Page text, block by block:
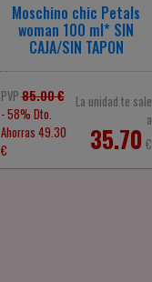
Moschino chic Petals
woman 100 ml* SIN
CAJA/SIN TAPON
PVP85.00 €
- 58% Dto.
Ahorras 49.30
€
La unidad te sale
a
35.70 €